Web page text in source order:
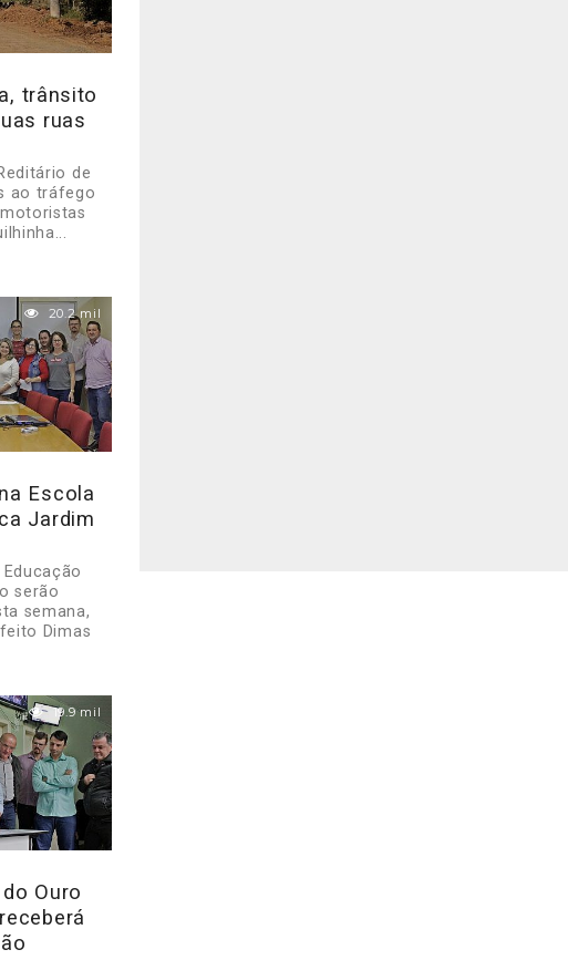
trânsito
ruas
de
ao tráfego
20.2 mil
Escola
Jardim
serão
semana,
Dimas
19.9 mil
Ouro